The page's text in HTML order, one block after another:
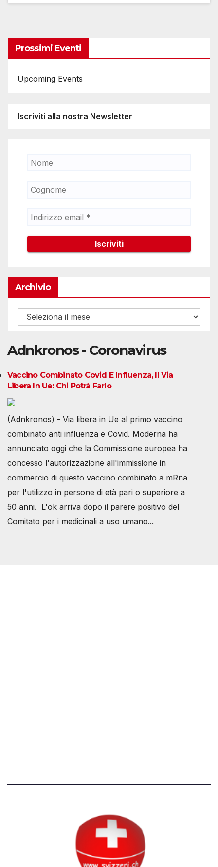
Prossimi Eventi
Upcoming Events
Iscriviti alla nostra Newsletter
Archivio
Archivio
Adnkronos - Coronavirus
Vaccino Combinato Covid E Influenza, Il Via
Libera In Ue: Chi Potrà Farlo
(Adnkronos) - Via libera in Ue al primo vaccino
combinato anti influenza e Covid. Moderna ha
annunciato oggi che la Commissione europea ha
concesso l'autorizzazione all'immissione in
commercio di questo vaccino combinato a mRna
per l'utilizzo in persone di età pari o superiore a
50 anni. L'ok arriva dopo il parere positivo del
Comitato per i medicinali a uso umano...